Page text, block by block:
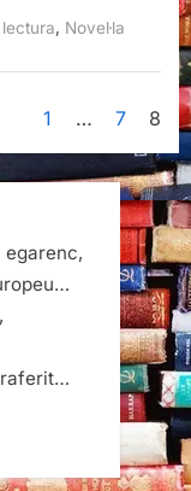
, Novel·la
1 … 7 8
egarenc,